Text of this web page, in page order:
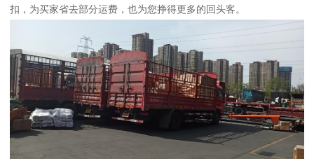
扣，为买家省去部分运费，也为您挣得更多的回头客。